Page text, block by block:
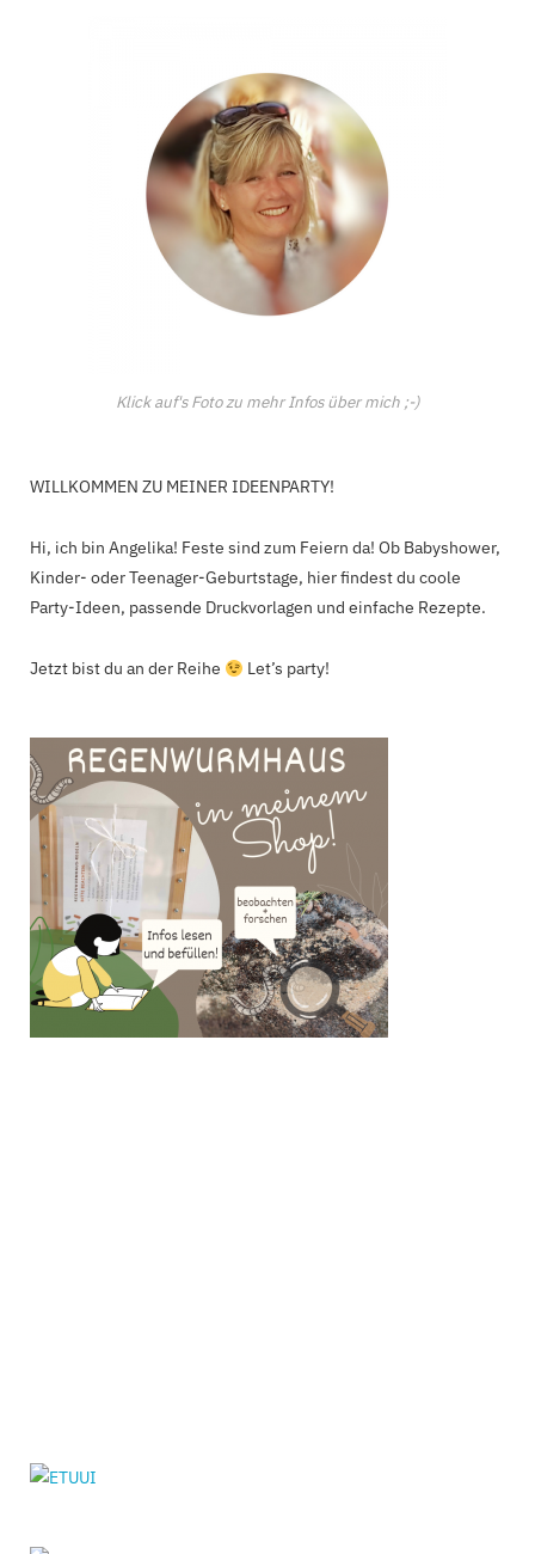
Klick auf's Foto zu mehr Infos über mich ;-)
WILLKOMMEN ZU MEINER IDEENPARTY!
Hi, ich bin Angelika! Feste sind zum Feiern da! Ob Babyshower,
Kinder- oder Teenager-Geburtstage, hier findest du coole
Party-Ideen, passende Druckvorlagen und einfache Rezepte.
Jetzt bist du an der Reihe Let’s party!